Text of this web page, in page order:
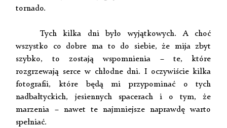
tornado.
Tych kilka dni było wyjątkowych. A choć
wszystko co dobre ma to do siebie, że mija zbyt
szybko, to zostają wspomnienia – te, które
rozgrzewają serce w chłodne dni. I oczywiście kilka
fotografii, które będą mi przypominać o tych
nadbałtyckich, jesiennych spacerach i o tym, że
marzenia – nawet te najmniejsze naprawdę warto
spełniać.